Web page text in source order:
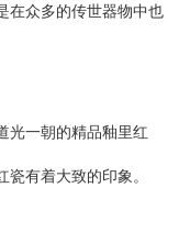
在众多的传世器物中也
光一朝的精品釉里红
有着大致的印象。